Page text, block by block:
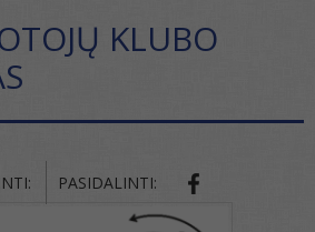
KLUBO
PASIDALINTI: